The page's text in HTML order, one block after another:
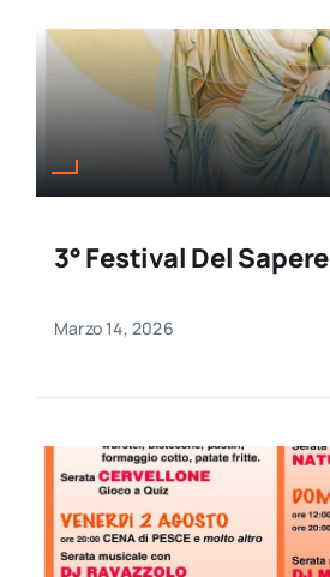
3° Festival Del Sapere
Marzo 14, 2026